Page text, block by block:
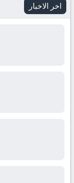
اخر الاخبار